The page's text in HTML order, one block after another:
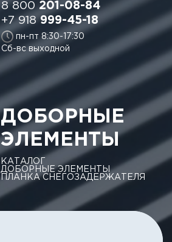
8 800 201-08-84
+7 918999-45-18
пн-пт 8:30-17:30
Сб-вс выходной
ДОБОРНЫЕ
ЭЛЕМЕНТЫ
КАТАЛОГ
ДОБОРНЫЕ ЭЛЕМЕНТЫ
ПЛАНКА СНЕГОЗАДЕРЖАТЕЛЯ